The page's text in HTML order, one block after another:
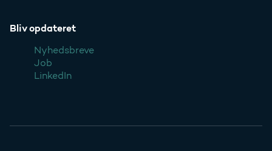
Bliv opdateret
Nyhedsbreve
Job
LinkedIn